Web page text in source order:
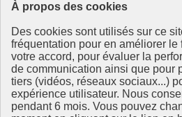
À propos des cookies
Des cookies sont utilisés sur ce
fréquentation pour en améliorer le
votre accord, pour évaluer la
de communication ainsi que pour
tiers (vidéos, réseaux sociaux...)
expérience utilisateur. Nous
pendant 6 mois. Vous pouvez
Ressources
Ressources
La Méth’ODD
Gouvernement
Ce site propose l’information de